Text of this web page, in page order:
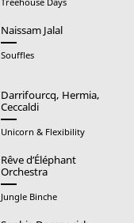
Naissam Jalal
Souffles
Darrifourcq, Hermia,
Ceccaldi
Unicorn & Flexibility
Rêve d’Éléphant
Orchestra
Jungle Binche